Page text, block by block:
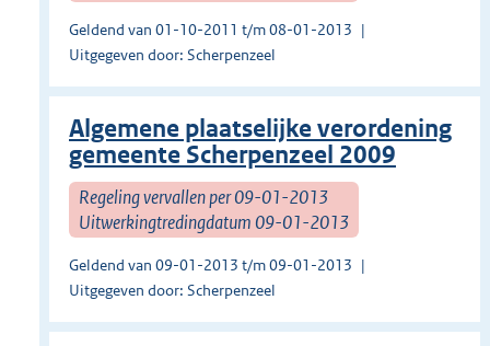
Geldend van 01-10-2011 t/m 08-01-2013
Uitgegeven door: Scherpenzeel
Algemene plaatselijke verordening
gemeente Scherpenzeel 2009
Regeling vervallen per 09-01-2013
Uitwerkingtredingdatum 09-01-2013
Geldend van 09-01-2013 t/m 09-01-2013
Uitgegeven door: Scherpenzeel